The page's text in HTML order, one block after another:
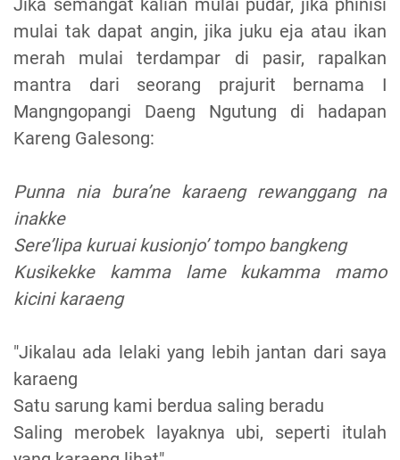
Jika semangat kalian mulai pudar, jika phinisi
mulai tak dapat angin, jika juku eja atau ikan
merah mulai terdampar di pasir, rapalkan
mantra dari seorang prajurit bernama I
Mangngopangi Daeng Ngutung di hadapan
Kareng Galesong:
Punna nia bura’ne karaeng rewanggang na
inakke
Sere’lipa kuruai kusionjo’ tompo bangkeng
Kusikekke kamma lame kukamma mamo
kicini karaeng
"Jikalau ada lelaki yang lebih jantan dari saya
karaeng
Satu sarung kami berdua saling beradu
Saling merobek layaknya ubi, seperti itulah